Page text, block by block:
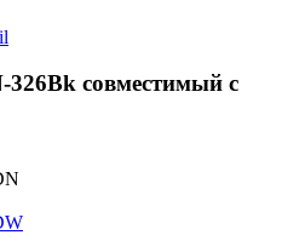
совместимый с